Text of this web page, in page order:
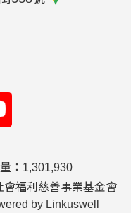
：1,301,930
福利慈善事業基金會
by Linkuswell